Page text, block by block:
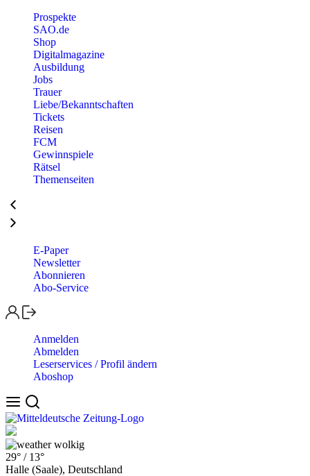
Prospekte
SAO.de
Shop
Digitalmagazine
Ausbildung
Jobs
Trauer
Liebe/Bekanntschaften
Tickets
Reisen
FCM
Gewinnspiele
Rätsel
Themenseiten
E-Paper
Newsletter
Abonnieren
Abo-Service
Anmelden
Abmelden
Leserservices / Profil ändern
Aboshop
wolkig
29° / 13°
Halle (Saale), Deutschland